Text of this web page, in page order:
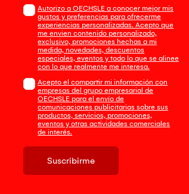
Autorizo a OECHSLE a conocer mejor mis
gustos y preferencias para ofrecerme
experiencias personalizadas. Acepto que
me envien contenido personalizado,
exclusivo, promociones hechas a mi
medida, novedades, descuentos
especiales, eventos y todo lo que se alinee
con lo que realmente me interesa.
Acepto el compartir mi información con
empresas del grupo empresarial de
OECHSLE para el envío de
comunicaciones publicitarias sobre sus
productos, servicios, promociones,
eventos y otras actividades comerciales
de interés.
Suscribirme